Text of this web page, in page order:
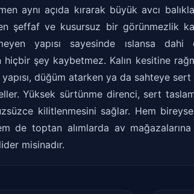
aynı açıda kırarak büyük avcı
şeffaf ve kusursuz bir görünmezlik
yapısı sayesinde ıslansa
hiçbir şey kaybetmez. Kalın kesitine
düğüm atarken ya da sahteye sert
Yüksek sürtünme direnci, sert
kilitlenmesini sağlar. Hem
de toptan alımlarda av
misinadır.